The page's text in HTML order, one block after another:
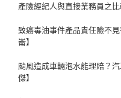
產險經紀人與直接業務員之
致癌毒油事件產品責任險不
崙】
颱風造成車輛泡水能理賠？
傑】